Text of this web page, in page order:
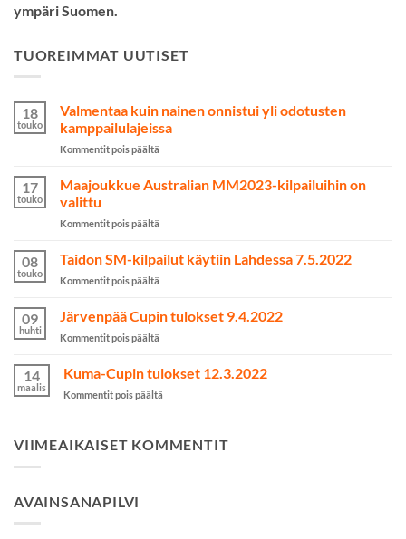
ympäri Suomen.
TUOREIMMAT UUTISET
18
touko
Valmentaa kuin nainen onnistui yli odotusten
kamppailulajeissa
Kommentit pois päältä
kuin
kamppailulajeissa
17
touko
Maajoukkue Australian MM2023-kilpailuihin on
valittu
Kommentit pois päältä
Australian
valittu
08
touko
Taidon SM-kilpailut käytiin Lahdessa 7.5.2022
Kommentit pois päältä
SM-
7.5.2022
09
huhti
Järvenpää Cupin tulokset 9.4.2022
Kommentit pois päältä
Cupin
9.4.2022
14
maalis
Kuma-Cupin tulokset 12.3.2022
Kommentit pois päältä
tulokset
VIIMEAIKAISET KOMMENTIT
AVAINSANAPILVI